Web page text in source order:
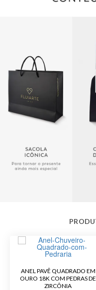
ANEL PAVÊ QUADRADO EM
OURO 18K COM PEDRAS DE
ZIRCÔNIA